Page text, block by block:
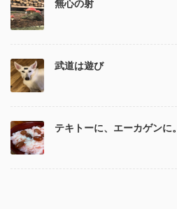
無心の射
武道は遊び
テキトーに、エーカゲンに。